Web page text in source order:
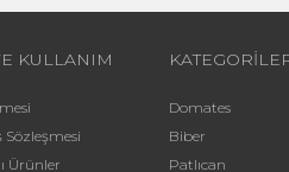
KULLANIM
Sözleşmesi
Ürünler
Domates
Biber
Patlıcan